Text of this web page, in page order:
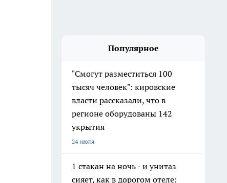
Популярное
"Смогут разместиться 100
тысяч человек": кировские
власти рассказали, что в
регионе оборудованы 142
укрытия
24 июля
1 стакан на ночь - и унитаз
сияет, как в дорогом отеле: